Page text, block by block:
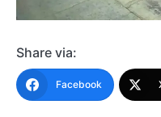
Share via:
Facebook